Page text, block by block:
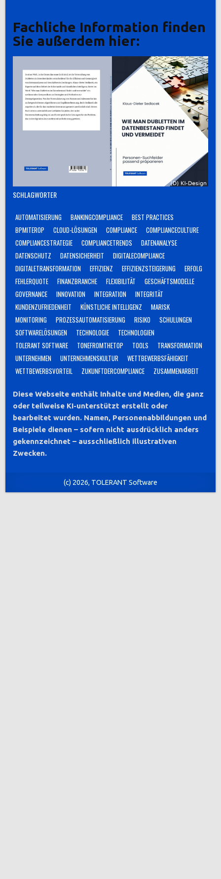
Fachliche Information finden
Sie außerdem hier:
SCHLAGWÖRTER
AUTOMATISIERUNG BANKINGCOMPLIANCE
BEST PRACTICES
BPMITEROP
CLOUD-LÖSUNGEN COMPLIANCE
COMPLIANCECULTURE
COMPLIANCESTRATEGIE
COMPLIANCETRENDS
DATENANALYSE
DATENSCHUTZ
DATENSICHERHEIT
DIGITALECOMPLIANCE
DIGITALETRANSFORMATION
EFFIZIENZ EFFIZIENZSTEIGERUNG
ERFOLG
FEHLERQUOTE
FINANZBRANCHE FLEXIBILITÄT
GESCHÄFTSMODELLE
GOVERNANCE
INNOVATION INTEGRATION
INTEGRITÄT
KUNDENZUFRIEDENHEIT
KÜNSTLICHE INTELLIGENZ
MARISK
MONITORING
PROZESSAUTOMATISIERUNG RISIKO
SCHULUNGEN
SOFTWARELÖSUNGEN
TECHNOLOGIE
TECHNOLOGIEN
TOLERANT SOFTWARE
TONEFROMTHETOP TOOLS
TRANSFORMATION
UNTERNEHMEN
UNTERNEHMENSKULTUR
WETTBEWERBSFÄHIGKEIT
WETTBEWERBSVORTEIL
ZUKUNFTDERCOMPLIANCE ZUSAMMENARBEIT
Diese Webseite enthält Inhalte und Medien, die ganz
oder teilweise KI-unterstützt erstellt oder
bearbeitet wurden. Namen, Personenabbildungen und
Beispiele dienen – sofern nicht ausdrücklich anders
gekennzeichnet – ausschließlich illustrativen
Zwecken.
(c) 2026, TOLERANT Software